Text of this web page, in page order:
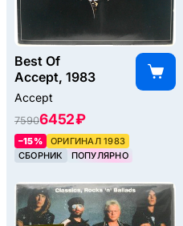
Best Of
Accept, 1983
Accept
75906452 ₽
–15%
ОРИГИНАЛ 1983
СБОРНИК
ПОПУЛЯРНО